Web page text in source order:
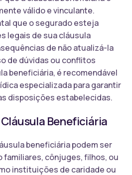
válido e vinculante.
que o segurado esteja
legais de sua cláusula
de não atualizá-la
de dúvidas ou conflitos
beneficiária, é recomendável
especializada para garantir
disposições estabelecidas.
Beneficiária
beneficiária podem ser
familiares, cônjuges, filhos, ou
instituições de caridade ou